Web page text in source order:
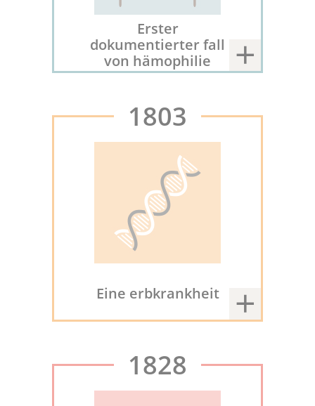
Erster
dokumentierter fall
von hämophilie
1803
Eine erbkrankheit
1828